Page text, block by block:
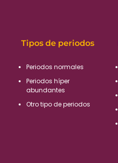
Tipos de periodos
Periodos normales​
Periodos híper
abundantes​
Otro tipo de periodos​